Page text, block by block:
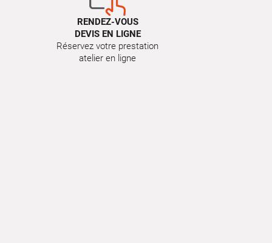
RENDEZ-VOUS
DEVIS EN LIGNE
Réservez votre prestation
atelier en ligne